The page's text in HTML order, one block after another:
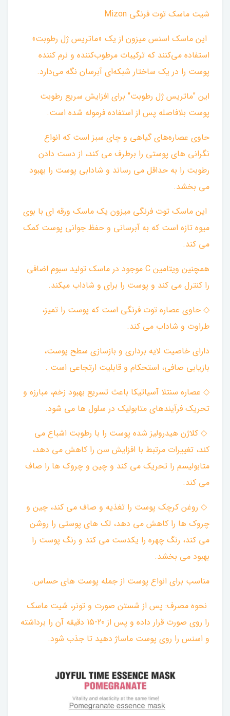
شیت ماسک توت فرنگی Mizon ‌
این ماسک‌ اسنس میزون از یک «ماتریس ژل رطوبت»
استفاده می‌کنند که ترکیبات مرطوب‌کننده و نرم کننده
پوست را در یک ساختار شبکه‌ای آبرسان نگه می‌دارد.
این "ماتریس ژل رطوبت" برای افزایش سریع رطوبت
پوست بلافاصله پس از استفاده فرموله شده است.
حاوی عصاره‌های گیاهی و چای سبز است که انواع
نگرانی های پوستی را برطرف می کند، از دست دادن
رطوبت را به حداقل می رساند و شادابی پوست را بهبود
می بخشد.
این ماسک توت فرنگی میزون یک ماسک ورقه ای با بوی
میوه تازه است که به آبرسانی و حفظ جوانی پوست کمک
می کند.
همچنین ویتامین C موجود در ماسک تولید سبوم اضافی
را کنترل می کند و پوست را برای و شاداب میکند.
◇ حاوی عصاره توت فرنگی است که پوست را تمیز،
طراوت و شاداب می کند.
دارای خاصیت لایه برداری و بازسازی سطح پوست،
بازیابی صافی، استحکام و قابلیت ارتجاعی است .
◇ عصاره سنتلا آسیاتیکا باعث تسریع بهبود زخم، مبارزه و
تحریک فرآیندهای متابولیک در سلول ها می شود.
◇ کلاژن هیدرولیز شده پوست را با رطوبت اشباع می
کند، تغییرات مرتبط با افزایش سن را کاهش می دهد،
متابولیسم را تحریک می کند و چین و چروک ها را صاف
می کند.
◇ روغن کرچک پوست را تغذیه و صاف می کند، چین و
چروک ها را کاهش می دهد، لک های پوستی را روشن
می کند، رنگ چهره را یکدست می کند و رنگ پوست را
بهبود می بخشد.
مناسب برای انواع پوست از جمله پوست های حساس.
نحوه مصرف: پس از شستن صورت و تونر، شیت ماسک
را روی صورت قرار داده و پس از 20-15 دقیقه آن را برداشته
و اسنس را روی پوست ماساژ دهید تا جذب شود.